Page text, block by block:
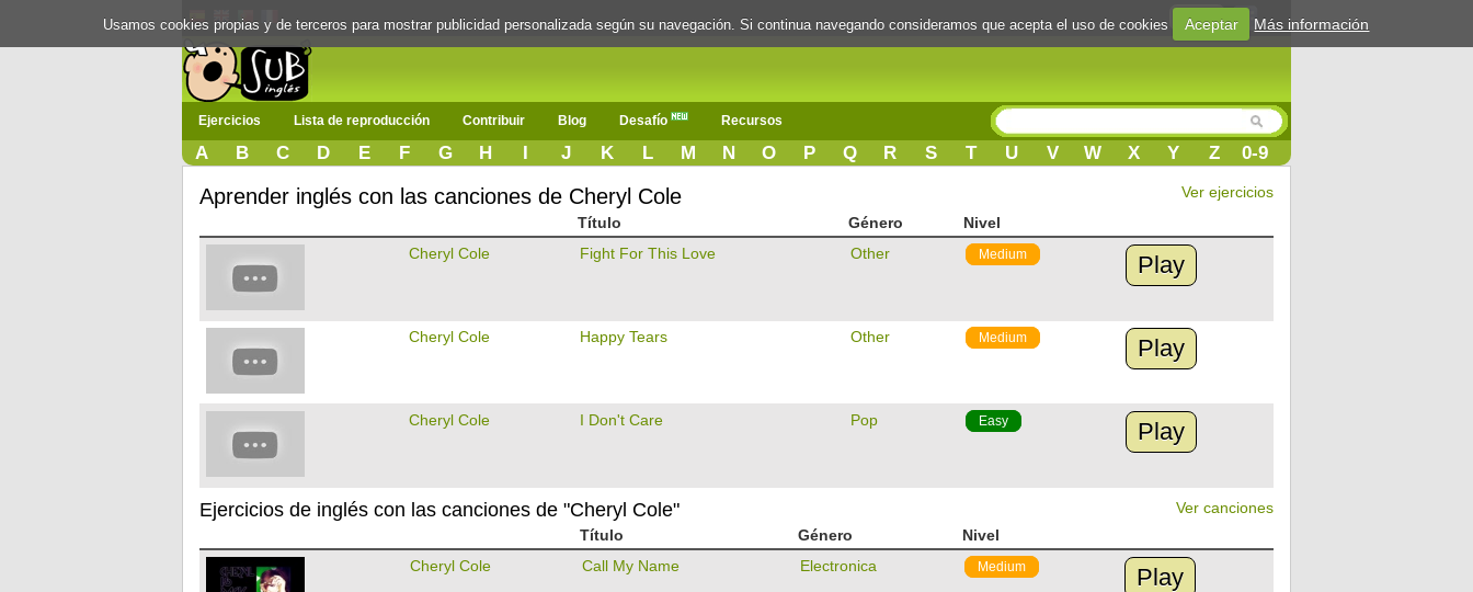
Login
Ejercicios Lista de reproducción Contribuir Blog Desafío Recursos
A B C D E F G H I J K L M N O P Q R S T U V W X Y Z 0-9
Ver ejercicios
Aprender inglés con las canciones de Cheryl Cole
Título Género
Nivel
Cheryl Cole
Fight For This Love Other Medium Play
Cheryl Cole Happy Tears Other Medium Play
Cheryl Cole I Don't Care Pop Easy Play
Ver canciones
Ejercicios de inglés con las canciones de "Cheryl Cole"
Título Género
Nivel
Cheryl Cole
Call My Name Electronica Medium Play
Usamos cookies propias y de terceros para mostrar publicidad personalizada según su navegación. Si continua navegando consideramos que acepta el uso de cookies Aceptar Más información